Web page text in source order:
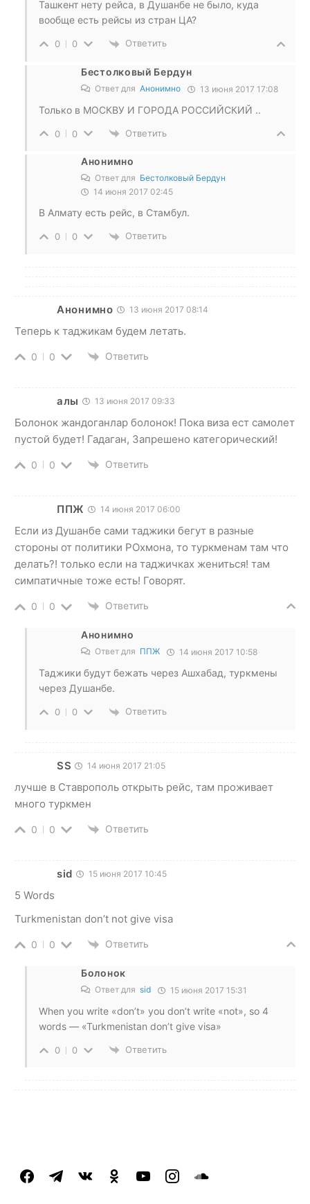
Ташкент нету рейса, в Душанбе не было, куда
вообще есть рейсы из стран ЦА?
0 0 Ответить
Бестолковый Бердун
Ответ для Анонимно 13 июня 2017 17:08
Только в МОСКВУ И ГОРОДА РОССИЙСКИЙ ..
0 0 Ответить
Анонимно
Ответ для Бестолковый Бердун
14 июня 2017 02:45
В Алмату есть рейс, в Стамбул.
0 0 Ответить
Анонимно 13 июня 2017 08:14
Теперь к таджикам будем летать.
0 0 Ответить
алы 13 июня 2017 09:33
Болонок жандоганлар болонок! Пока виза ест самолет
пустой будет! Гадаган, Запрешено категорический!
0 0 Ответить
ППЖ 14 июня 2017 06:00
Если из Душанбе сами таджики бегут в разные
стороны от политики РОхмона, то туркменам там что
делать?! только если на таджичках жениться! там
симпатичные тоже есть! Говорят.
0 0 Ответить
Анонимно
Ответ для ППЖ 14 июня 2017 10:58
Таджики будут бежать через Ашхабад, туркмены
через Душанбе.
0 0 Ответить
SS 14 июня 2017 21:05
лучше в Ставрополь открыть рейс, там проживает
много туркмен
0 0 Ответить
sid 15 июня 2017 10:45
5 Words
Turkmenistan don’t not give visa
0 0 Ответить
Болонок
Ответ для sid 15 июня 2017 15:31
When you write «don’t» you don’t write «not», so 4
words — «Turkmenistan don’t give visa»
0 0 Ответить
facebooktelegramvkontakteodnoklassniki
youtubeinstagramsoundcloud